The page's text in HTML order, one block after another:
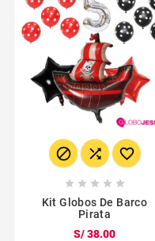
  
    
Kit Globos De Barco
Pirata
S/ 38.00